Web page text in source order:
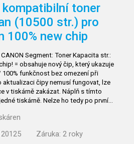
kompatibilní toner
(10500 str.) pro
100% new chip
Segment: Toner Kapacita str.:
= obsahuje nový čip, který ukazuje
funkčnost bez omezení při
aktualizaci čipy nemusí fungovat, lze
v tiskárně zakázat. Náplň s tímto
tiskárně. Nelze ho tedy po první…
Záruka: 2 roky